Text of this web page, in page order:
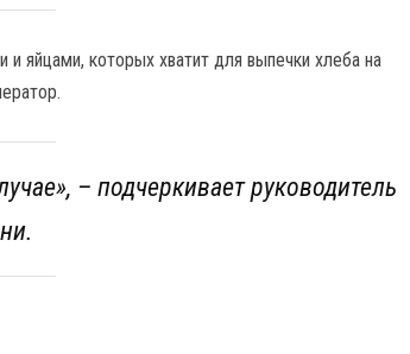
яйцами, которых хватит для выпечки хлеба на
», – подчеркивает руководитель